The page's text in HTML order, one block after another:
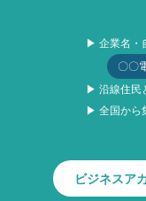
▶ 企業名・
〇〇
▶ 沿線住民
▶ 全国から
ビジネスア